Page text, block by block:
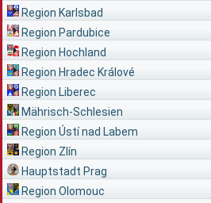
Region Karlsbad
Region Pardubice
Region Hochland
Region Hradec Králové
Region Liberec
Mährisch-Schlesien
Region Ústí nad Labem
Region Zlín
Hauptstadt Prag
Region Olomouc